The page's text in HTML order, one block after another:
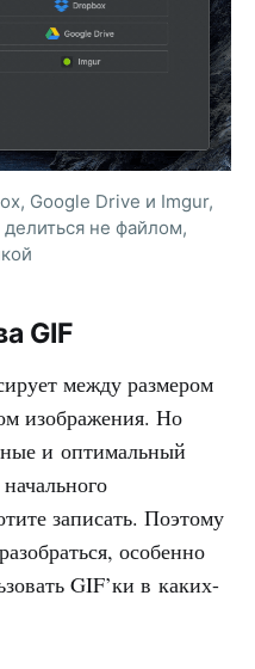
Google Drive и Imgur,
не файлом,
GIF
между размером
изображения. Но
и оптимальный
записать. Поэтому
особенно
GIF’ки в каких-